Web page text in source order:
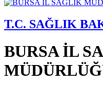
T.C. SAĞLIK
BURSA İL